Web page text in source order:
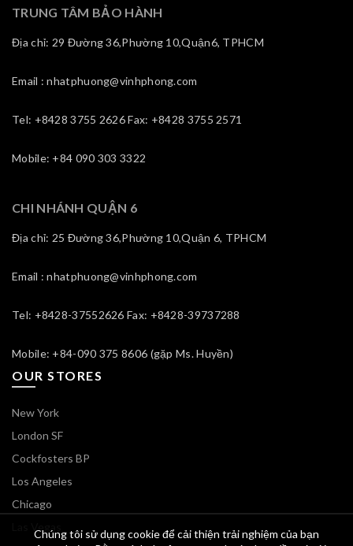
TRUNG TÂM BẢO HÀNH
Địa chỉ: 29 Đường 36,Phường 10,Quận6, TPHCM
Email : nhatphuong@vinhphong.com
Tel: +8428 3755 2626 Fax: +8428 3755 2571
Mobile: +84 090 303 3322
CHI NHÁNH QUẬN 6
Địa chỉ: 25 Đường 36,Phường 10,Quận 6, TPHCM
Email : nhatphuong@vinhphong.com
Tel: +8428-37552626 Fax: +8428-39737288
Mobile: +84-090 375 8606 (gặp Ms. Huyền)
OUR STORES
New York
London SF
Cockfosters BP
Los Angeles
Chicago
Chúng tôi sử dụng cookie để cải thiện trải nghiệm của bạn